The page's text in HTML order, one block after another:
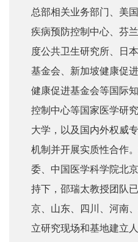
总部相关业务部门、美
疾病预防控制中心、芬
度公共卫生研究所、日
基金会、新加坡健康促
健康促进基金会等国际
控制中心等国家医学研
大学，以及国内外权威
机制并开展实质性合作
委、中国医学科学院北
持下，邵瑞太教授团队
京、山东、四川、河南
立研究现场和基地建立